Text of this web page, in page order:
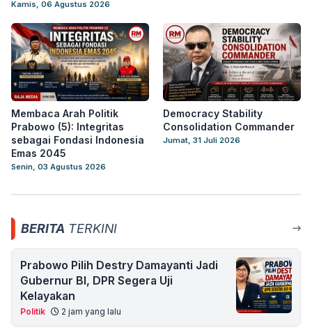
Kamis, 06 Agustus 2026
Membaca Arah Politik
Prabowo (5): Integritas
sebagai Fondasi Indonesia
Emas 2045
Senin, 03 Agustus 2026
Democracy Stability
Consolidation Commander
Jumat, 31 Juli 2026
BERITA TERKINI
Prabowo Pilih Destry Damayanti Jadi
Gubernur BI, DPR Segera Uji
Kelayakan
Politik 2 jam yang lalu